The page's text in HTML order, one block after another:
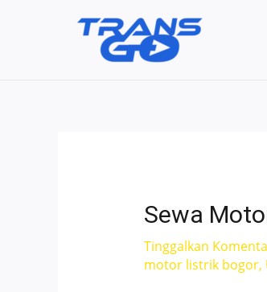
Sewa
Tinggalkan
motor listrik bogor,